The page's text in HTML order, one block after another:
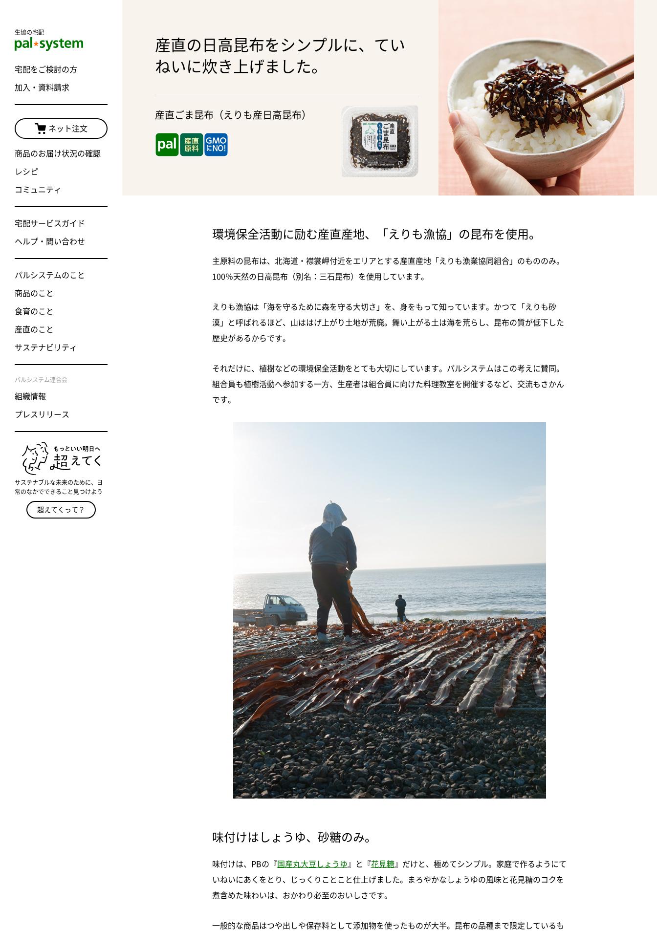
生協の宅配
宅配をご検討の方
加入・資料請求
ネット注文
商品のお届け状況の確認
レシピ
コミュニティ
宅配サービスガイド
ヘルプ・問い合わせ
パルシステムのこと
商品のこと
食育のこと
産直のこと
サステナビリティ
パルシステム連合会
組織情報
プレスリリース
サステナブルな未来のために、日
常のなかでできること見つけよう
超えてくって？
産直の日高昆布をシンプルに、てい
ねいに炊き上げました。
産直ごま昆布（えりも産日高昆布）
環境保全活動に励む産直産地、「えりも漁協」の昆布を使用。
主原料の昆布は、北海道・襟裳岬付近をエリアとする産直産地「えりも漁業協同組合」のもののみ。
100％天然の日高昆布（別名：三石昆布）を使用しています。
えりも漁協は「海を守るために森を守る大切さ」を、身をもって知っています。かつて「えりも砂
漠」と呼ばれるほど、山ははげ上がり土地が荒廃。舞い上がる土は海を荒らし、昆布の質が低下した
歴史があるからです。
それだけに、植樹などの環境保全活動をとても大切にしています。パルシステムはこの考えに賛同。
組合員も植樹活動へ参加する一方、生産者は組合員に向けた料理教室を開催するなど、交流もさかん
です。
味付けはしょうゆ、砂糖のみ。
味付けは、PBの『国産丸大豆しょうゆ 』と『花見糖』だけと、極めてシンプル。家庭で作るようにて
いねいにあくをとり、じっくりことこと仕上げました。まろやかなしょうゆの風味と花見糖のコクを
煮含めた味わいは、おかわり必至のおいしさです。
一般的な商品はつや出しや保存料として添加物を使ったものが大半。昆布の品種まで限定しているも